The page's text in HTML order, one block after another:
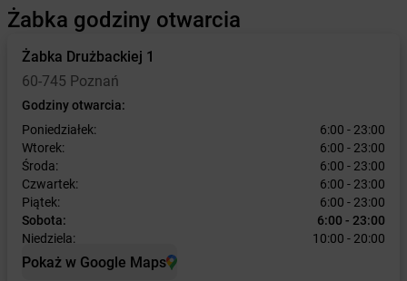
Żabka godziny otwarcia
Żabka Drużbackiej 1
60-745 Poznań
Godziny otwarcia:
Poniedziałek:
6:00 - 23:00
Wtorek:
6:00 - 23:00
Środa:
6:00 - 23:00
Czwartek:
6:00 - 23:00
Piątek:
6:00 - 23:00
Sobota:
6:00 - 23:00
Niedziela:
10:00 - 20:00
Pokaż w Google Maps